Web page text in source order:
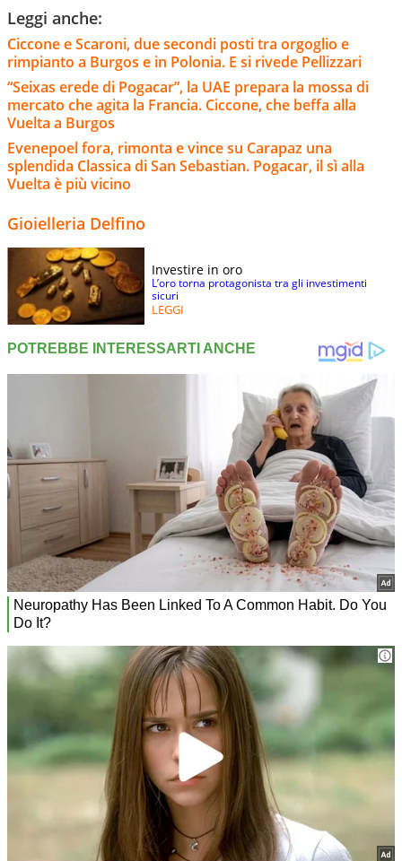
Leggi anche:
Ciccone e Scaroni, due secondi posti tra orgoglio e
rimpianto a Burgos e in Polonia. E si rivede Pellizzari
“Seixas erede di Pogacar”, la UAE prepara la mossa di
mercato che agita la Francia. Ciccone, che beffa alla
Vuelta a Burgos
Evenepoel fora, rimonta e vince su Carapaz una
splendida Classica di San Sebastian. Pogacar, il sì alla
Vuelta è più vicino
Gioielleria Delfino
Investire in oro
L’oro torna protagonista tra gli investimenti
sicuri
LEGGI